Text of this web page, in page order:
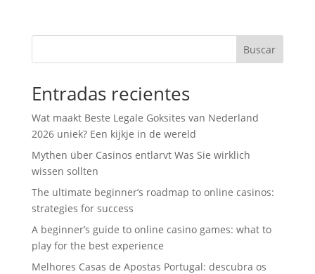
Buscar
Entradas recientes
Wat maakt Beste Legale Goksites van Nederland
2026 uniek? Een kijkje in de wereld
Mythen über Casinos entlarvt Was Sie wirklich
wissen sollten
The ultimate beginner’s roadmap to online casinos:
strategies for success
A beginner’s guide to online casino games: what to
play for the best experience
Melhores Casas de Apostas Portugal: descubra os